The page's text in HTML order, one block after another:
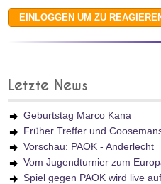
Letzte News
Geburtstag Marco Kana
Früher Treffer und
Vorschau: PAOK - Anderlecht
Vom Jugendturnier zum
Spiel gegen PAOK wird live